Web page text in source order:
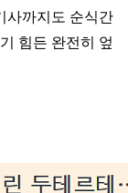
사까지도 순식간
힘든 완전히 엎